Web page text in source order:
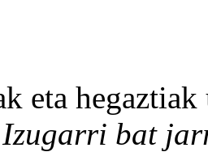
eta
Izugarri bat